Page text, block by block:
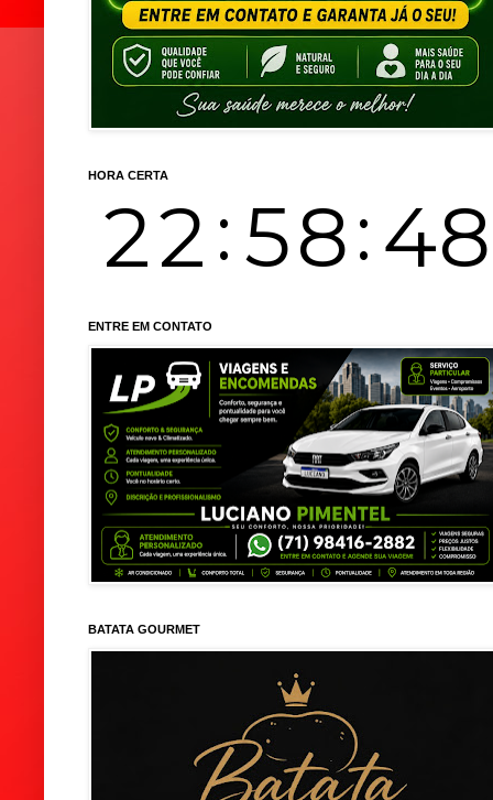
HORA CERTA
ENTRE EM CONTATO
BATATA GOURMET